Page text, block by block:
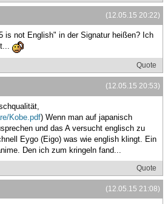
(12.05.15 20:22)
is not English" in der Signatur heißen? Ich
Quote
(12.05.15 20:53)
Kobe.pdf) Wenn man auf japanisch
und das A versucht englisch zu
Eygo (Eigo) was wie english klingt. Ein
Den ich zum kringeln fand...
Quote
(12.05.15 21:08)